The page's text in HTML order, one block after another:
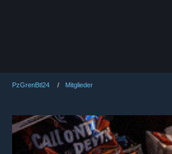
PzGrenBtl24 Mitglieder